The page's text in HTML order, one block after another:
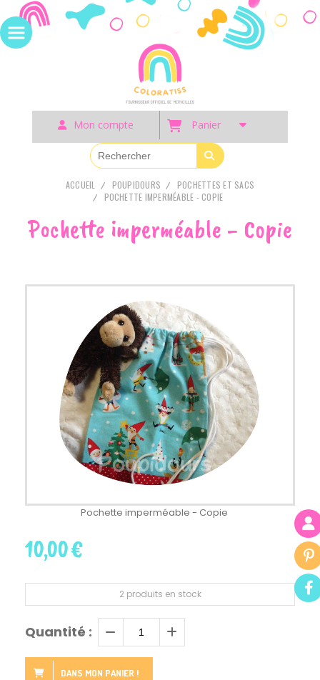
Mon compte Panier
ACCUEIL POUPIDOURS
POCHETTES ET SACS
POCHETTE IMPERMÉABLE - COPIE
Pochette imperméable - Copie
Pochette imperméable - Copie
10,00€
2 produits en stock
Quantité :
DANS MON PANIER !
Panneau de gestion des cookies